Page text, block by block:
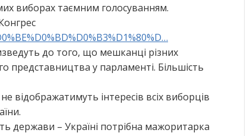
виборах таємним голосуванням.
до того, що мешканці різних
представництва у парламенті. Більшість
інтересів всіх виборців
держави – Україні потрібна мажоритарка